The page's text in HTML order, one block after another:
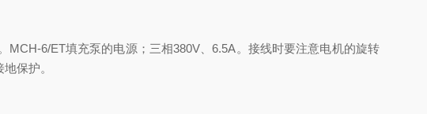
6/ET填充泵的电源；三相380V、6.5A。接线时要注意电机的旋转
保护。